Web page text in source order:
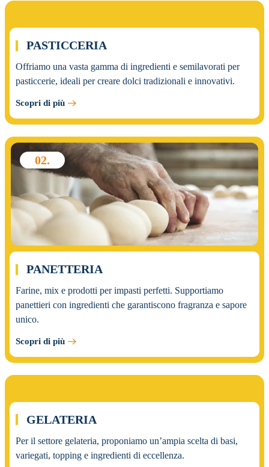
01.
PASTICCERIA
Offriamo una vasta gamma di ingredienti e semilavorati per
pasticcerie, ideali per creare dolci tradizionali e innovativi.
Scopri di più
02.
PANETTERIA
Farine, mix e prodotti per impasti perfetti. Supportiamo
panettieri con ingredienti che garantiscono fragranza e sapore
unico.
Scopri di più
03.
GELATERIA
Per il settore gelateria, proponiamo un’ampia scelta di basi,
variegati, topping e ingredienti di eccellenza.